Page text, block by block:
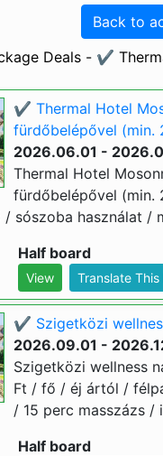
Back to
Deals - ✔️
✔️ Thermal Hotel
fürdőbelépővel (min.
2026.06.01 -
Thermal Hotel
fürdőbelépővel
sószoba használat /
Half board
View Translate
✔️ Szigetközi
2026.09.01 -
Szigetközi wellness
Ft / fő / éj ártól /
/ 15 perc masszázs /
Half board